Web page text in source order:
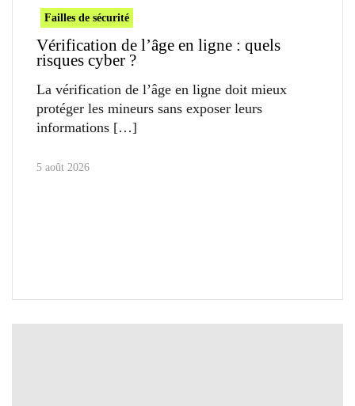
Failles de sécurité
Vérification de l’âge en ligne : quels
risques cyber ?
La vérification de l’âge en ligne doit mieux
protéger les mineurs sans exposer leurs
informations
5 août 2026